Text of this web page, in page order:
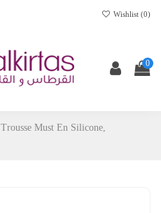
Wishlist (0)
0
Trousse Must En Silicone,